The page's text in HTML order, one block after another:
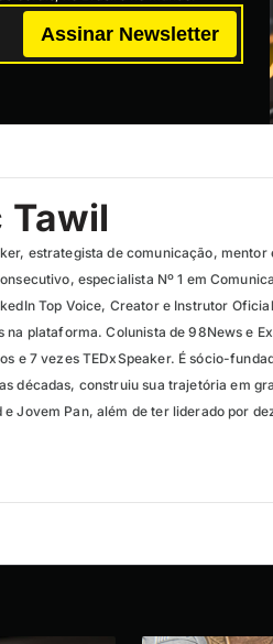
Assinar Newsletter
Tawil
estrategista de comunicação,
especialista Nº 1 em
Top Voice, Creator e Instrutor
na plataforma. Colunista de 98News e
e 7 vezes TEDxSpeaker. É sócio-
décadas, construiu sua trajetória em
e Jovem Pan, além de ter liderado por